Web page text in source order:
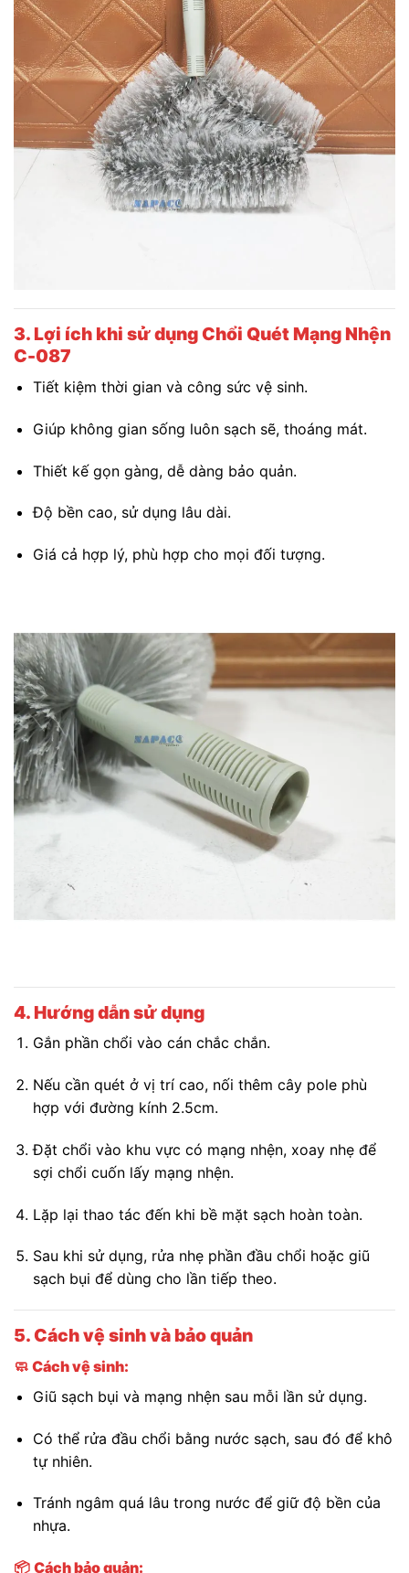
3. Lợi ích khi sử dụng Chổi Quét Mạng Nhện
C-087
Tiết kiệm thời gian và công sức vệ sinh.
Giúp không gian sống luôn sạch sẽ, thoáng mát.
Thiết kế gọn gàng, dễ dàng bảo quản.
Độ bền cao, sử dụng lâu dài.
Giá cả hợp lý, phù hợp cho mọi đối tượng.
4. Hướng dẫn sử dụng
Gắn phần chổi vào cán chắc chắn.
Nếu cần quét ở vị trí cao, nối thêm cây pole phù
hợp với đường kính 2.5cm.
Đặt chổi vào khu vực có mạng nhện, xoay nhẹ để
sợi chổi cuốn lấy mạng nhện.
Lặp lại thao tác đến khi bề mặt sạch hoàn toàn.
Sau khi sử dụng, rửa nhẹ phần đầu chổi hoặc giũ
sạch bụi để dùng cho lần tiếp theo.
5. Cách vệ sinh và bảo quản
🧼 Cách vệ sinh:
Giũ sạch bụi và mạng nhện sau mỗi lần sử dụng.
Có thể rửa đầu chổi bằng nước sạch, sau đó để khô
tự nhiên.
Tránh ngâm quá lâu trong nước để giữ độ bền của
nhựa.
📦 Cách bảo quản: